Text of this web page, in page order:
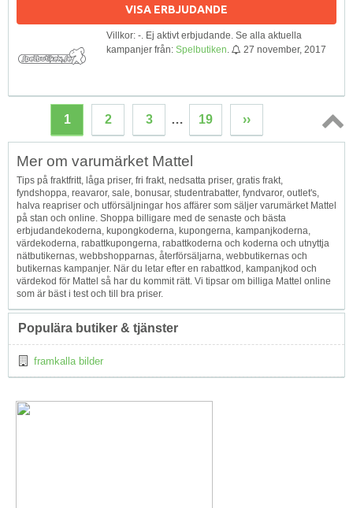
VISA ERBJUDANDE
Villkor: -. Ej aktivt erbjudande. Se alla aktuella
kampanjer från: Spelbutiken 27 november, 2017
1 2 3 … 19 ››
Topp
Mer om varumärket Mattel
Tips på fraktfritt, låga priser, fri frakt, nedsatta priser, gratis frakt,
fyndshoppa, reavaror, sale, bonusar, studentrabatter, fyndvaror, outlet's,
halva reapriser och utförsäljningar hos affärer som säljer varumärket Mattel
på stan och online. Shoppa billigare med de senaste och bästa
erbjudandekoderna, kupongkoderna, kupongerna, kampanjkoderna,
värdekoderna, rabattkupongerna, rabattkoderna och koderna och utnyttja
nätbutikernas, webbshopparnas, återförsäljarna, webbutikernas och
butikernas kampanjer. När du letar efter en rabattkod, kampanjkod och
värdekod för Mattel så har du kommit rätt. Vi tipsar om billiga Mattel online
som är bäst i test och till bra priser.
Populära butiker & tjänster
framkalla bilder